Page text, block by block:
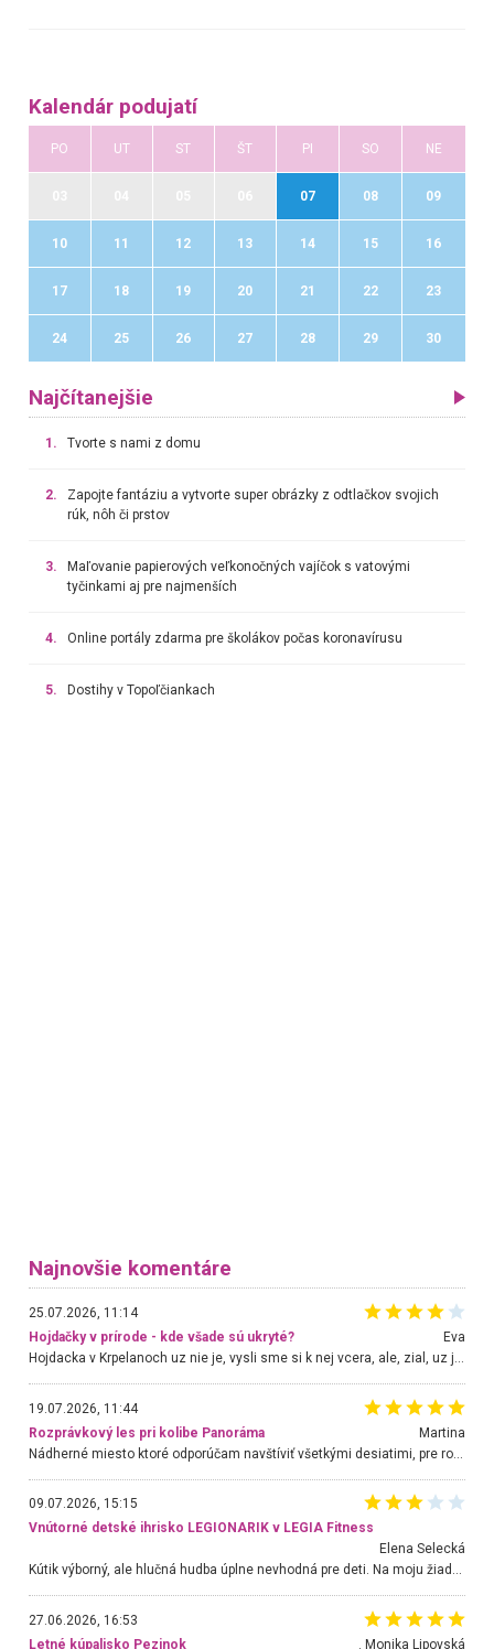
Kalendár podujatí
PO UT ST ŠT PI SO NE
07 08 09
10 11 12 13 14 15 16
17 18 19 20 21 22 23
24 25 26 27 28 29 30
Najčítanejšie
1. Tvorte s nami z domu
2.
Zapojte fantáziu a vytvorte super obrázky z odtlačkov svojich
rúk, nôh či prstov
3.
Maľovanie papierových veľkonočných vajíčok s vatovými
tyčinkami aj pre najmenších
4. Online portály zdarma pre školákov počas koronavírusu
5. Dostihy v Topoľčiankach
Najnovšie komentáre
25.07.2026, 11:14
Hojdačky v prírode - kde všade sú ukryté?
Eva
Hojdacka v Krpelanoch uz nie je, vysli sme si k nej vcera, ale, zial, uz je znicena. Ak sem planujete cestu len kvoli hojdacke, mozete si ju usetrit. Krasny vyhlad je tu vsak aj bez hojdacky :-)
19.07.2026, 11:44
Rozprávkový les pri kolibe Panoráma
Martina
Nádherné miesto ktoré odporúčam navštíviť všetkými desiatimi, pre rodiny s deťmi, dôchodcom... Proste a jednoducho ozaj rozprávkový les.. určite ešte prídeme. Odniesli sme si na pamiatku krásne tričká,
09.07.2026, 15:15
Vnútorné detské ihrisko LEGIONARIK v LEGIA Fitness
Elena Selecká
Kútik výborný, ale hlučná hudba úplne nevhodná pre deti. Na moju žiadosť o aspoň sušenie nereagovali.
27.06.2026, 16:53
Letné kúpalisko Pezinok
. Monika Lipovská